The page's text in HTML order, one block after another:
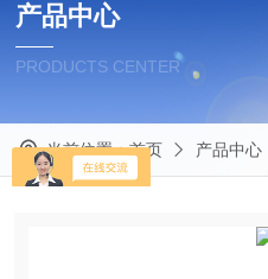
产品中心
PRODUCTS CENTER
当前位置：首页 产品中心